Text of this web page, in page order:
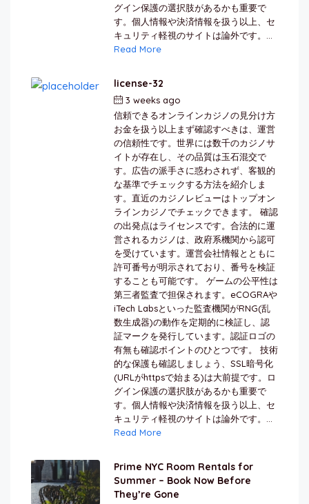
グイン保護の選択肢があるかも重要で
す。個人情報や決済情報を扱う以上、セ
キュリティ軽視のサイトは論外です。...
Read More
license-32
3 weeks ago
信頼できるオンラインカジノの見分け方
お金を扱う以上まず確認すべきは、運営
の信頼性です。世界には数千のカジノサ
イトが存在し、その品質は玉石混交で
す。広告の派手さに惑わされず、客観的
な基準でチェックする方法を紹介しま
す。直近のカジノレビューはトップオン
ラインカジノでチェックできます。 確認
の出発点はライセンスです。合法的に運
営されるカジノは、政府系機関から認可
を受けています。運営会社情報とともに
許可番号が明示されており、番号を検証
することも可能です。 ゲームの公平性は
第三者監査で担保されます。eCOGRAや
iTech Labsといった監査機関がRNG(乱
数生成器)の動作を定期的に検証し、認
証マークを発行しています。認証ロゴの
有無も確認ポイントのひとつです。 技術
的な保護も確認しましょう、SSL暗号化
(URLがhttpsで始まる)は大前提です。ロ
グイン保護の選択肢があるかも重要で
す。個人情報や決済情報を扱う以上、セ
キュリティ軽視のサイトは論外です。...
Read More
Prime NYC Room Rentals for
Summer – Book Now Before
They’re Gone